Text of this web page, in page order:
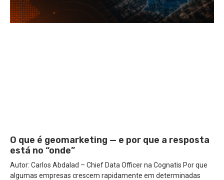
O que é geomarketing — e por que a resposta
está no “onde”
Autor: Carlos Abdalad – Chief Data Officer na Cognatis Por que
algumas empresas crescem rapidamente em determinadas